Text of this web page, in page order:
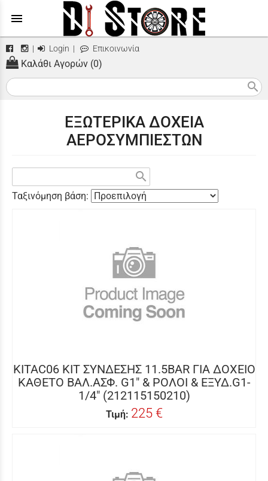
menu
| Login | Επικοινωνία
Καλάθι Αγορών (0)
search
ΕΞΩΤΕΡΙΚΑ ΔΟΧΕΙΑ
ΑΕΡΟΣΥΜΠΙΕΣΤΩΝ
search
Ταξινόμηση βάση:
KITAC06 ΚΙΤ ΣΥΝΔΕΣΗΣ 11.5BAR ΓΙΑ ΔΟΧΕΙΟ
ΚΑΘΕΤΟ ΒΑΛ.ΑΣΦ. G1" & ΡΟΛΟΙ & ΕΞΥΔ.G1-
1/4" (212115150210)
Τιμή: 225 €